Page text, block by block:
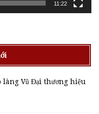
11:22
làng Vũ Đại thương hiệu